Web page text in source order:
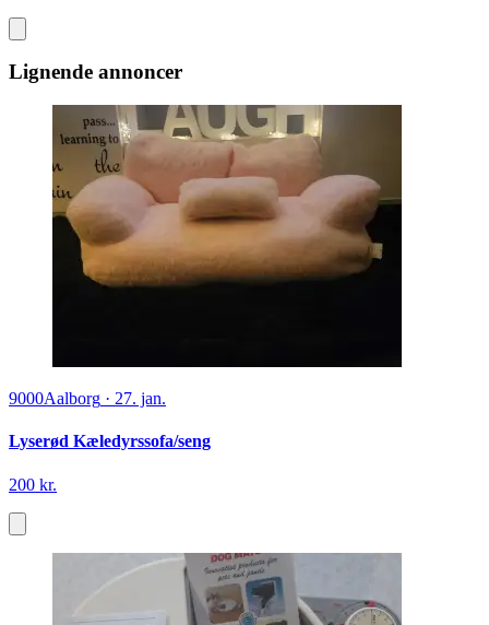
Lignende annoncer
9000Aalborg · 27. jan.
Lyserød Kæledyrssofa/seng
200 kr.